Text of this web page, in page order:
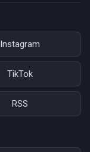
Instagram
TikTok
RSS